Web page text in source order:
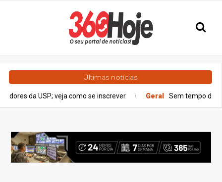
Últimas notícias
veja como se inscrever Geral Sem tempo de ir ao